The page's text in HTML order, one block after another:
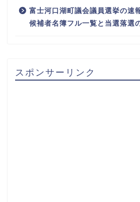
富士河口湖町議会議員選挙の速
候補者名簿フル一覧と当選落選
スポンサーリンク